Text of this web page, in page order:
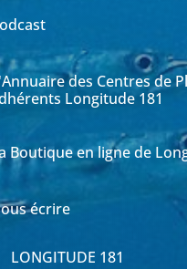
des Centres de
Longitude 181
Boutique en ligne de
écrire
LONGITUDE 181